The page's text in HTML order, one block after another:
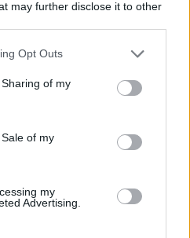
may further disclose it to other
app uses one or more Google
behaviour. You may click to
and its third-party tags to
purposes in below Google
Opt Outs
of my
of my
my
Advertising.
jag blir tolva på. Du
kropp och du kan bli
så vill du ju alltid
även nu.
specifikt in mot
är väl att jag stretchar ut
till. Vasaloppet är ju en